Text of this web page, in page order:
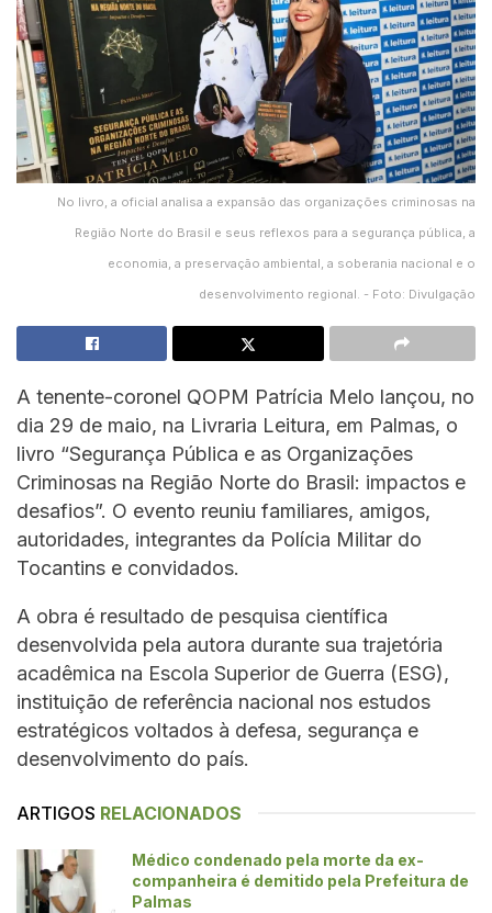
No livro, a oficial analisa a expansão das organizações criminosas na
Região Norte do Brasil e seus reflexos para a segurança pública, a
economia, a preservação ambiental, a soberania nacional e o
desenvolvimento regional. - Foto: Divulgação
A tenente-coronel QOPM Patrícia Melo lançou, no
dia 29 de maio, na Livraria Leitura, em Palmas, o
livro “Segurança Pública e as Organizações
Criminosas na Região Norte do Brasil: impactos e
desafios”. O evento reuniu familiares, amigos,
autoridades, integrantes da Polícia Militar do
Tocantins e convidados.
A obra é resultado de pesquisa científica
desenvolvida pela autora durante sua trajetória
acadêmica na Escola Superior de Guerra (ESG),
instituição de referência nacional nos estudos
estratégicos voltados à defesa, segurança e
desenvolvimento do país.
ARTIGOS RELACIONADOS
Médico condenado pela morte da ex-
companheira é demitido pela Prefeitura de
Palmas